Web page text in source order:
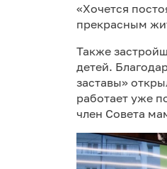
«Хочется
прекрасным
Также
детей.
заставы»
работает уже
член Совета